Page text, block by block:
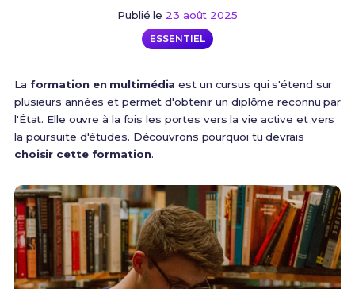
Publié le 23 août 2025
ESSENTIEL
La formation en multimédia est un cursus qui s'étend sur
plusieurs années et permet d'obtenir un diplôme reconnu par
l'État. Elle ouvre à la fois les portes vers la vie active et vers
la poursuite d'études. Découvrons pourquoi tu devrais
choisir cette formation.